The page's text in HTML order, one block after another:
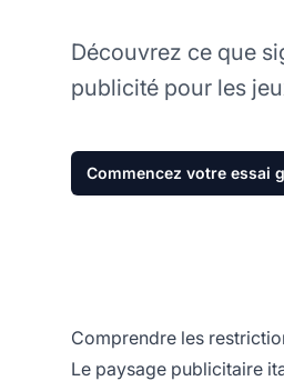
Découvrez ce que
publicité pour les
Commencez votre essai
Comprendre les
Le paysage publicitaire